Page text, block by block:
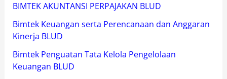
BIMTEK AKUNTANSI PERPAJAKAN BLUD
Bimtek Keuangan serta Perencanaan dan Anggaran
Kinerja BLUD
Bimtek Penguatan Tata Kelola Pengelolaan
Keuangan BLUD